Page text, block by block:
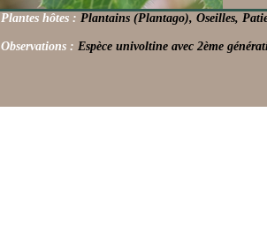
Plantes hôtes : Plantains (Plantago), Oseilles,
Observations : Espèce univoltine avec 2ème